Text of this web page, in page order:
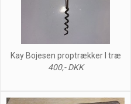
Kay Bojesen proptrækker I træ
400,- DKK